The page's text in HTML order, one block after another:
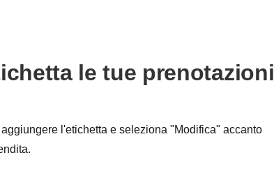
le tue prenotazioni
l'etichetta e seleziona "Modifica" accanto